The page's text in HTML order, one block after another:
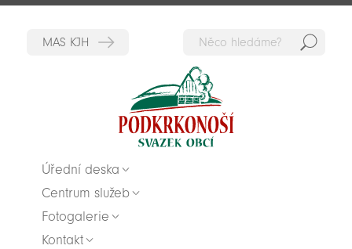
Úřední deska
Centrum služeb
Fotogalerie
Kontakt